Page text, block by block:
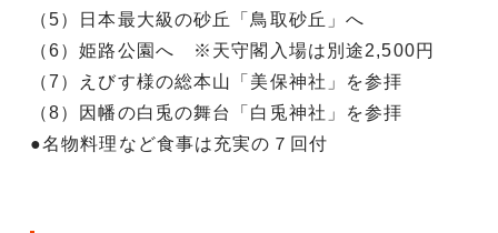
（5）日本最大級の砂丘「鳥取砂丘」へ
（6）姫路公園へ ※天守閣入場は別途2,500円
（7）えびす様の総本山「美保神社」を参拝
（8）因幡の白兎の舞台「白兎神社」を参拝
●名物料理など食事は充実の７回付